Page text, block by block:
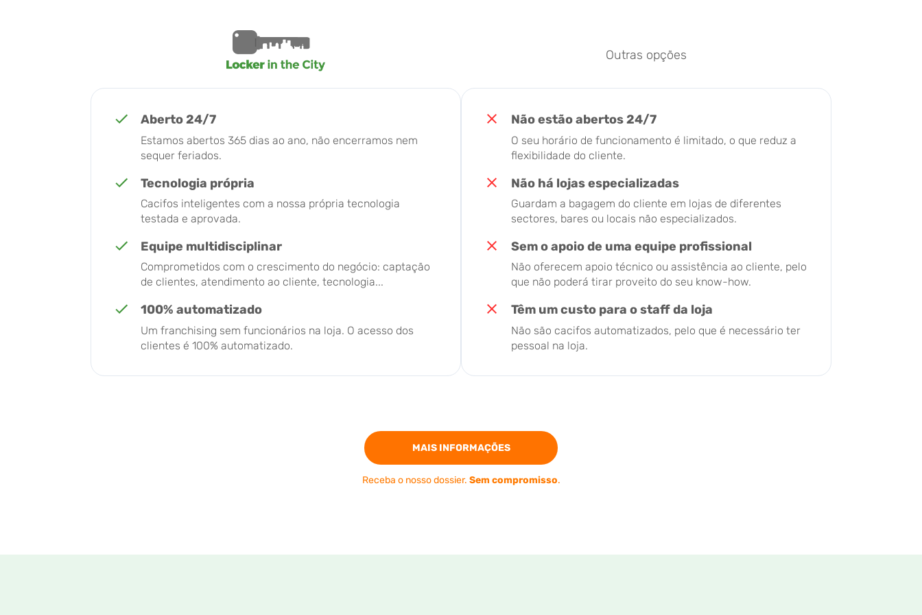
Aberto 24/7
Estamos abertos 365 dias ao ano, não encerramos nem
sequer feriados.
Tecnologia própria
Cacifos inteligentes com a nossa própria tecnologia
testada e aprovada.
Equipe multidisciplinar
Comprometidos com o crescimento do negócio: captação
de clientes, atendimento ao cliente, tecnologia...
100% automatizado
Um franchising sem funcionários na loja. O acesso dos
clientes é 100% automatizado.
Outras opções
Não estão abertos 24/7
O seu horário de funcionamento é limitado, o que reduz a
flexibilidade do cliente.
Não há lojas especializadas
Guardam a bagagem do cliente em lojas de diferentes
sectores, bares ou locais não especializados.
Sem o apoio de uma equipe profissional
Não oferecem apoio técnico ou assistência ao cliente, pelo
que não poderá tirar proveito do seu know-how.
Têm um custo para o staff da loja
Não são cacifos automatizados, pelo que é necessário ter
pessoal na loja.
MAIS INFORMAÇÕES
Receba o nosso dossier. Sem compromisso.